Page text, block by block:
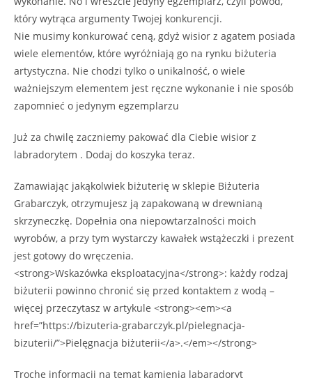
który wytrąca argumenty Twojej konkurencji.
Nie musimy konkurować ceną, gdyż wisior z agatem posiada
wiele elementów, które wyróżniają go na rynku biżuteria
artystyczna. Nie chodzi tylko o unikalność, o wiele
ważniejszym elementem jest ręczne wykonanie i nie sposób
zapomnieć o jedynym egzemplarzu
Już za chwilę zaczniemy pakować dla Ciebie wisior z
labradorytem . Dodaj do koszyka teraz.
Zamawiając jakąkolwiek biżuterię w sklepie Biżuteria
Grabarczyk, otrzymujesz ją zapakowaną w drewnianą
skrzyneczkę. Dopełnia ona niepowtarzalności moich
wyrobów, a przy tym wystarczy kawałek wstążeczki i prezent
jest gotowy do wręczenia.
<strong>Wskazówka eksploatacyjna</strong>: każdy rodzaj
biżuterii powinno chronić się przed kontaktem z wodą –
więcej przeczytasz w artykule <strong><em><a
href=”https://bizuteria-grabarczyk.pl/pielegnacja-
bizuterii/”>Pielęgnacja biżuterii</a>.</em></strong>
Trochę informacji na temat kamienia labaradoryt